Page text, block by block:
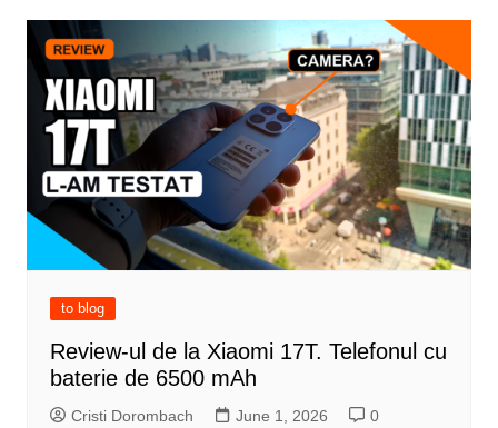
to blog
Review-ul de la Xiaomi 17T. Telefonul cu
baterie de 6500 mAh
Cristi Dorombach June 1, 2026 0